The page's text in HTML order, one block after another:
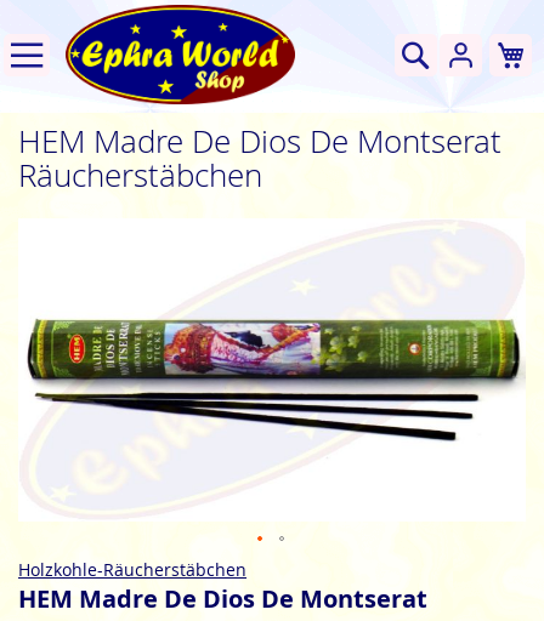
Suche
HEM Madre De Dios De Montserat
Räucherstäbchen
springen
Zum
Anfang
Holzkohle-Räucherstäbchen
HEM Madre De Dios De Montserat